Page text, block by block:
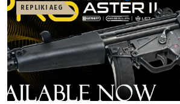
REPLIKI AEG